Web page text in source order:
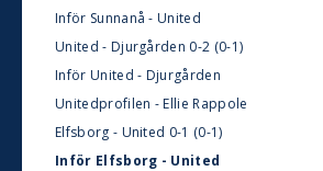
Inför Sunnanå - United
United - Djurgården 0-2 (0-1)
Inför United - Djurgården
Unitedprofilen - Ellie Rappole
Elfsborg - United 0-1 (0-1)
Inför Elfsborg - United